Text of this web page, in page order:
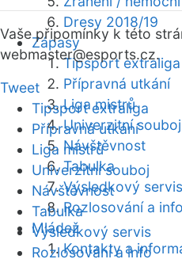
Dresy 2018/19
Zápasy
Tipsport extraliga
Přípravná utkání
Liga mistrů
Univerzitní souboj
Návštěvnost
Tabulka
Výsledkový servis
Rozlosování a info
Mládež
Kontakty a
Vaše připomínky k této
webmaster@esports.cz.
Tweet
Tipsport extraliga
Přípravná utkání
Liga mistrů
Univerzitní souboj
Návštěvnost
Tabulka
Výsledkový servis
Rozlosování a info